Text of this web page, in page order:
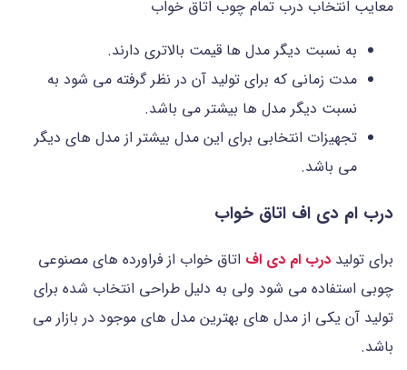
معایب انتخاب درب تمام چوب اتاق خواب
به نسبت دیگر مدل ها قیمت بالاتری دارند.
مدت زمانی که برای تولید آن در نظر گرفته می شود به
نسبت دیگر مدل ها بیشتر می باشد.
تجهیزات انتخابی برای این مدل بیشتر از مدل های دیگر
می باشد.
درب ام دی اف اتاق خواب
برای تولید درب ام دی اف اتاق خواب از فراورده های مصنوعی
چوبی استفاده می شود ولی به دلیل طراحی انتخاب شده برای
تولید آن یکی از مدل های بهترین مدل های موجود در بازار می
باشد.